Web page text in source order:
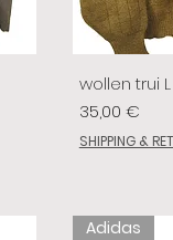
wollen trui L
Prix
35,00 €
SHIPPING &
Adidas